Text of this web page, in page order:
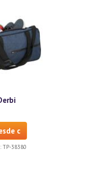
c
TP-38380